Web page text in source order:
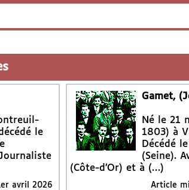
le
avril 2026
Gamet,
Né le 21
1803) à
Décédé
(Seine).
(Côte-d’Or) et à (…)
Article